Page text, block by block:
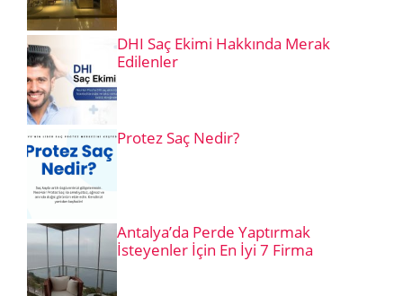
DHI Saç Ekimi Hakkında Merak
Edilenler
Protez Saç Nedir?
Antalya’da Perde Yaptırmak
İsteyenler İçin En İyi 7 Firma